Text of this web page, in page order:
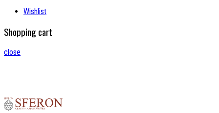
Wishlist
Shopping cart
close